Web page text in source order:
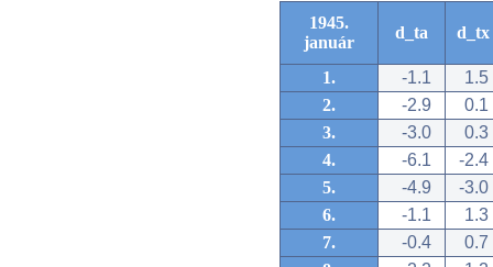
1945.
január
d_ta d_tx
1. -1.1
1.5
2.
-2.9
0.1
3.
-3.0
0.3
4.
-6.1
-2.4
5.
-4.9
-3.0
6.
-1.1
1.3
7.
-0.4
0.7